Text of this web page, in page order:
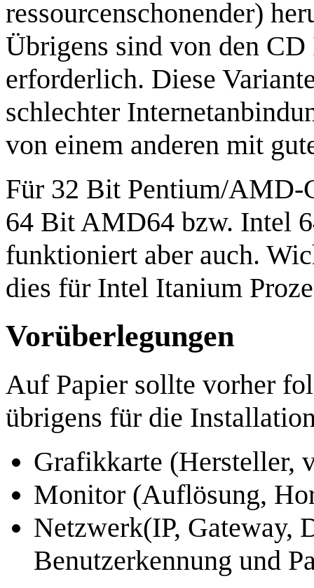
ressourcenschonender)
Übrigens sind von den
erforderlich. Diese
schlechter
von einem anderen mit
Für 32 Bit Pentium/AMD-
64 Bit AMD64 bzw. Intel
funktioniert aber auch.
dies für Intel Itanium
Vorüberlegungen
Auf Papier sollte vorher
übrigens für die
Grafikkarte (Hersteller,
Monitor (Auflösung,
Netzwerk(IP, Gateway,
Benutzerkennung und